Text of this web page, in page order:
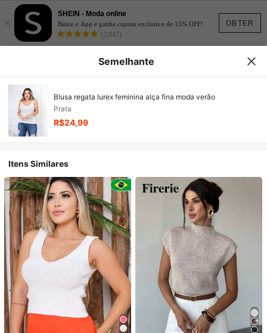
OBTER
×
SHEIN - Moda online
Baixe o App e ganhe cupom exclusivo de 15% OFF!
(2,847)
Semelhante
Blusa regata lurex feminina alça fina moda verão
Prata
R$24,99
Itens Similares